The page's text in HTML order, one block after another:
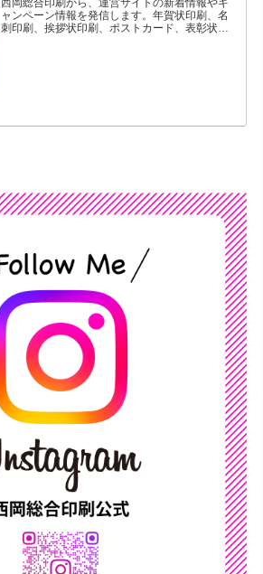
西岡総合印刷から、運営サイトの新着情報やキ
ャンペーン情報を発信します。年賀状印刷、名
刺印刷、挨拶状印刷、ポストカード、表彰状印